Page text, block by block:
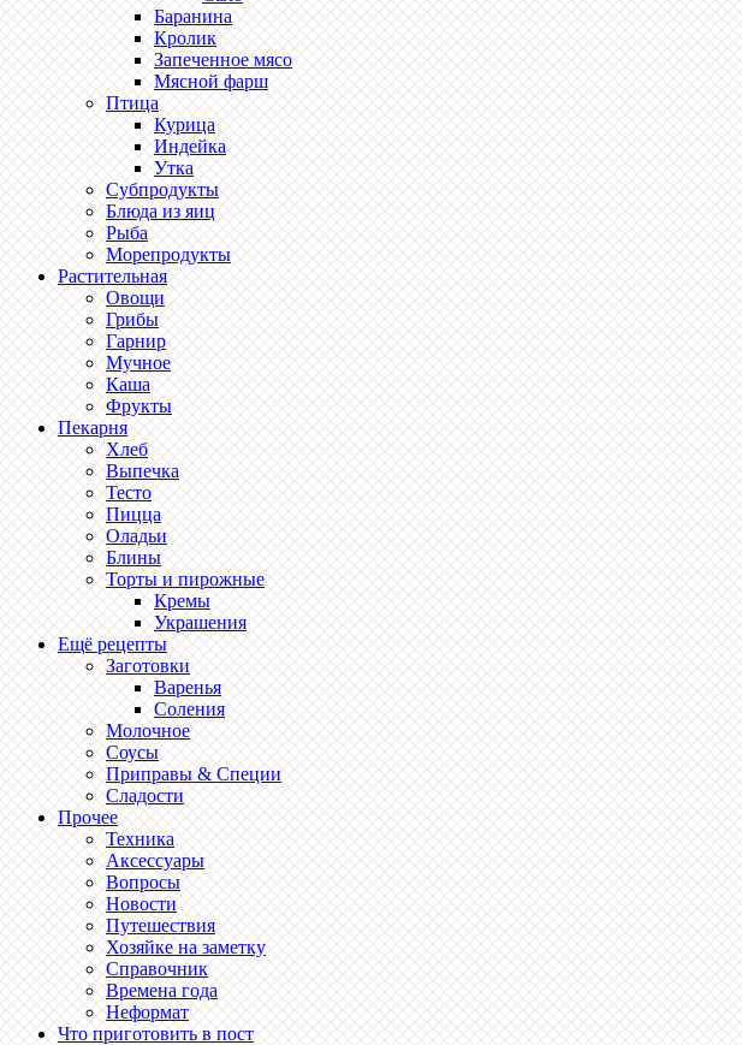
Баранина
Кролик
Запеченное мясо
Мясной фарш
Птица
Курица
Индейка
Утка
Субпродукты
Блюда из яиц
Рыба
Морепродукты
Растительная
Овощи
Грибы
Гарнир
Мучное
Каша
Фрукты
Пекарня
Хлеб
Выпечка
Тесто
Пицца
Оладьи
Блины
Торты и пирожные
Кремы
Украшения
Ещё рецепты
Заготовки
Варенья
Соления
Молочное
Соусы
Приправы & Специи
Сладости
Прочее
Техника
Аксессуары
Вопросы
Новости
Путешествия
Хозяйке на заметку
Справочник
Времена года
Неформат
Что приготовить в пост